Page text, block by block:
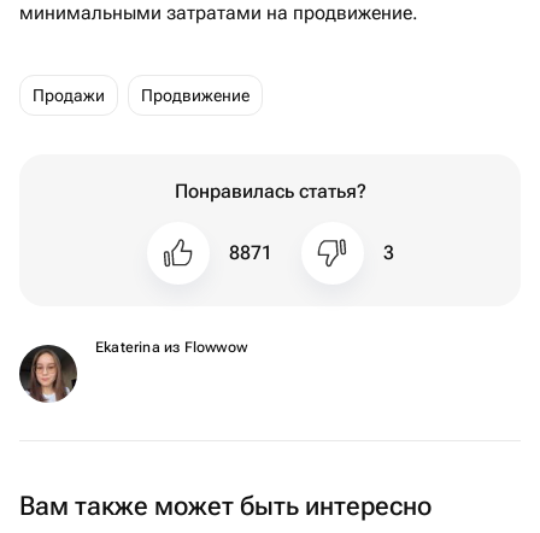
минимальными затратами на продвижение.
продажи Продвижение
Понравилась статья?
8871 3
Ekaterina из Flowwow
Вам также может быть интересно